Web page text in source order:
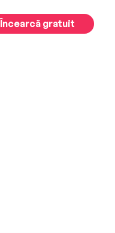
Încearcă gratuit